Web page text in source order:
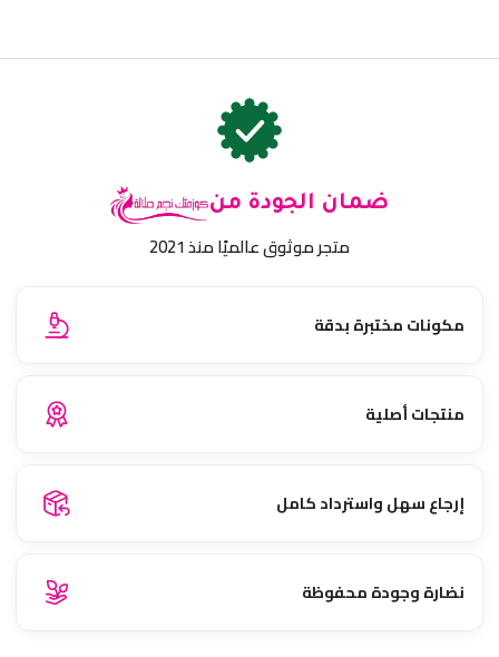
ضمان الجودة من
متجر موثوق عالميًا منذ 2021
مكونات مختبرة بدقة
منتجات أصلية
إرجاع سهل واسترداد كامل
نضارة وجودة محفوظة